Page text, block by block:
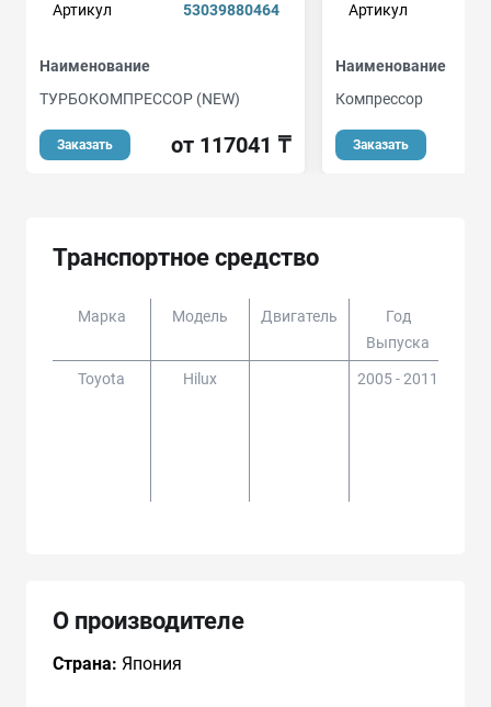
Артикул
53039880464
Наименование
ТУРБОКОМПРЕССОР (NEW)
Заказать от 117041 ₸
Артикул
Наименование
Компрессор
Заказать
Транспортное средство
Марка Модель Двигатель
Год
Выпуска
Toyota Hilux 2005 - 2011
О производителе
Страна: Япония